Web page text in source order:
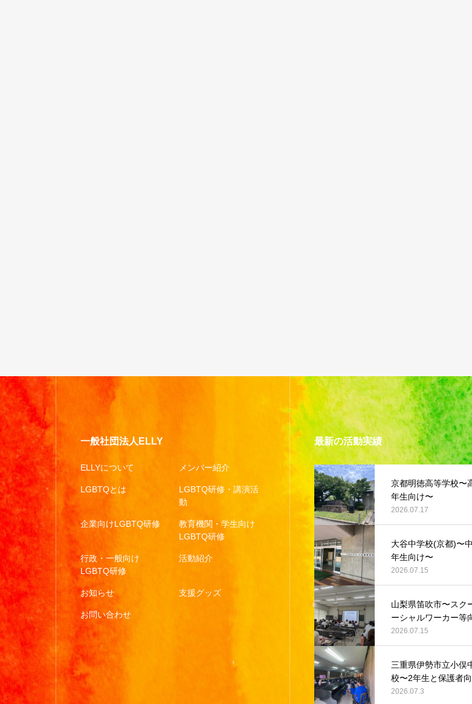
一般社団法人ELLY
ELLYについて メンバー紹介
LGBTQとは
LGBTQ研修・講演活
動
企業向けLGBTQ研修
教育機関・学生向け
LGBTQ研修
行政・一般向け
LGBTQ研修
活動紹介
お知らせ 支援グッズ
お問い合わせ
最新の活動実績
京都明徳高等学校〜
年生向け〜
2026.07.17
大谷中学校(京都)〜
年生向け〜
2026.07.15
山梨県笛吹市〜スク
ーシャルワーカー等
2026.07.15
三重県伊勢市立小俣
校〜2年生と保護者
2026.07.3